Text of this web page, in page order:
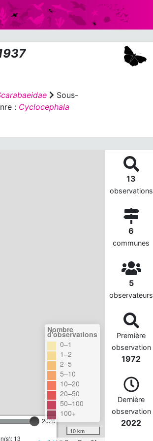
Sous-
: Cyclocephala
2026
13
Nombre
d'observations
0–1
1–2
2–5
5–10
10–20
20–50
50–100
100+
10 km
13
observations
6
communes
5
observateurs
Première
observation
1972
Dernière
observation
2022